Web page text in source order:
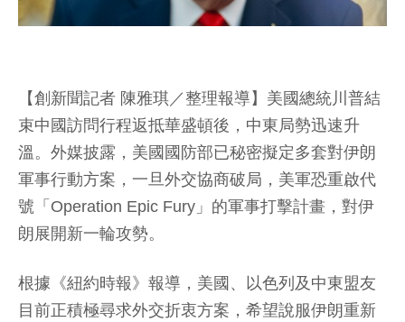
【創新聞記者 陳雅琪／整理報導】美國總統川普結
束中國訪問行程返抵華盛頓後，中東局勢迅速升
溫。外媒披露，美國國防部已秘密擬定多套對伊朗
軍事行動方案，一旦外交協商破局，美軍恐重啟代
號「Operation Epic Fury」的軍事打擊計畫，對伊
朗展開新一輪攻勢。
根據《紐約時報》報導，美國、以色列及中東盟友
目前正積極尋求外交折衷方案，希望說服伊朗重新